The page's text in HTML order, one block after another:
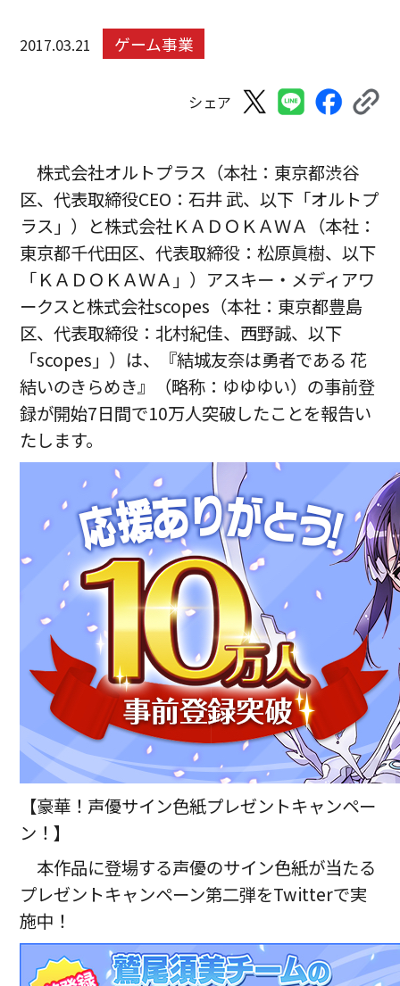
2017.03.21 ゲーム事業
シェア
株式会社オルトプラス（本社：東京都渋谷
区、代表取締役CEO：石井 武、以下「オルトプ
ラス」）と株式会社ＫＡＤＯＫＡＷＡ（本社：
東京都千代田区、代表取締役：松原眞樹、以下
「ＫＡＤＯＫＡＷＡ」）アスキー・メディアワ
ークスと株式会社scopes（本社：東京都豊島
区、代表取締役：北村紀佳、西野誠、以下
「scopes」）は、『結城友奈は勇者である 花
結いのきらめき』（略称：ゆゆゆい）の事前登
録が開始7日間で10万人突破したことを報告い
たします。
【豪華！声優サイン色紙プレゼントキャンペー
ン！】
本作品に登場する声優のサイン色紙が当たる
プレゼントキャンペーン第二弾をTwitterで実
施中！